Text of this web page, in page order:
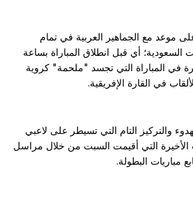
مع الجماهير العربية في تمام
السعودية؛ أي قبل انطلاق المباراة بساعة
في المباراة التي تجسد "ملحمة" كروية
في القارة الإفريقية.
والتركيز التام التي تسيطر على لاعبي
الأخيرة التي أقيمت السبت من خلال مراسل
مباريات البطولة.